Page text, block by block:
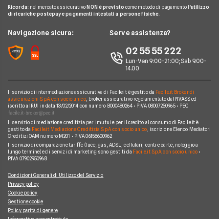
Noleggio Lungo Termine
News
Chi siamo
Perché scegliere Facile.it
Mappa del sito
Mutui Asta
Sostituzione Mutuo
Mutui Agevolati
Mutuo 100 per cento
BNL
ING
Poste Italiane
Credit Agricole
CheBanca!
Credem
Banche e finanziarie
Glossario Mutui
Notizie Mutui
Argomenti in evidenza Mutui
Calcolatore rata mutuo
Ricorda: nel mercato assicurativo NON è previsto come metodo di pagamento l'utilizzo
di ricariche postepay e pagamenti intestati a persone fisiche.
Navigazione sicura: Serve assistenza?
02 55 55 222
Lun-Ven 9:00-21:00; Sab 9.00-
14.00
Il servizio di intermediazione assicurativa di Facile.it è gestito da Facile.it Broker di
assicurazioni S.p.A. con socio unico, broker assicurativo regolamentato dall'IVASS ed
iscritto al RUI in data 13/02/2014 con numero B000480264 • P.IVA 08007250965 • PEC
Il servizio di mediazione creditizia per i mutui e per il credito al consumo di Facile.it è
gestito da Facile.it Mediazione Creditizia S.p.A. con socio unico , iscrizione Elenco Mediatori
Creditizi OAM numero M201 • P.IVA 06158600962
Il servizio di comparazione tariffe (luce, gas, ADSL, cellulari, conti e carte, noleggio a
lungo termine) ed i servizi di marketing sono gestiti da Facile.it S.p.A. con socio unico•
P.IVA 07902950968
Condizioni Generali di Utilizzo del Servizio
Privacy policy
Cookie policy
Gestione cookie
Policy parità di genere